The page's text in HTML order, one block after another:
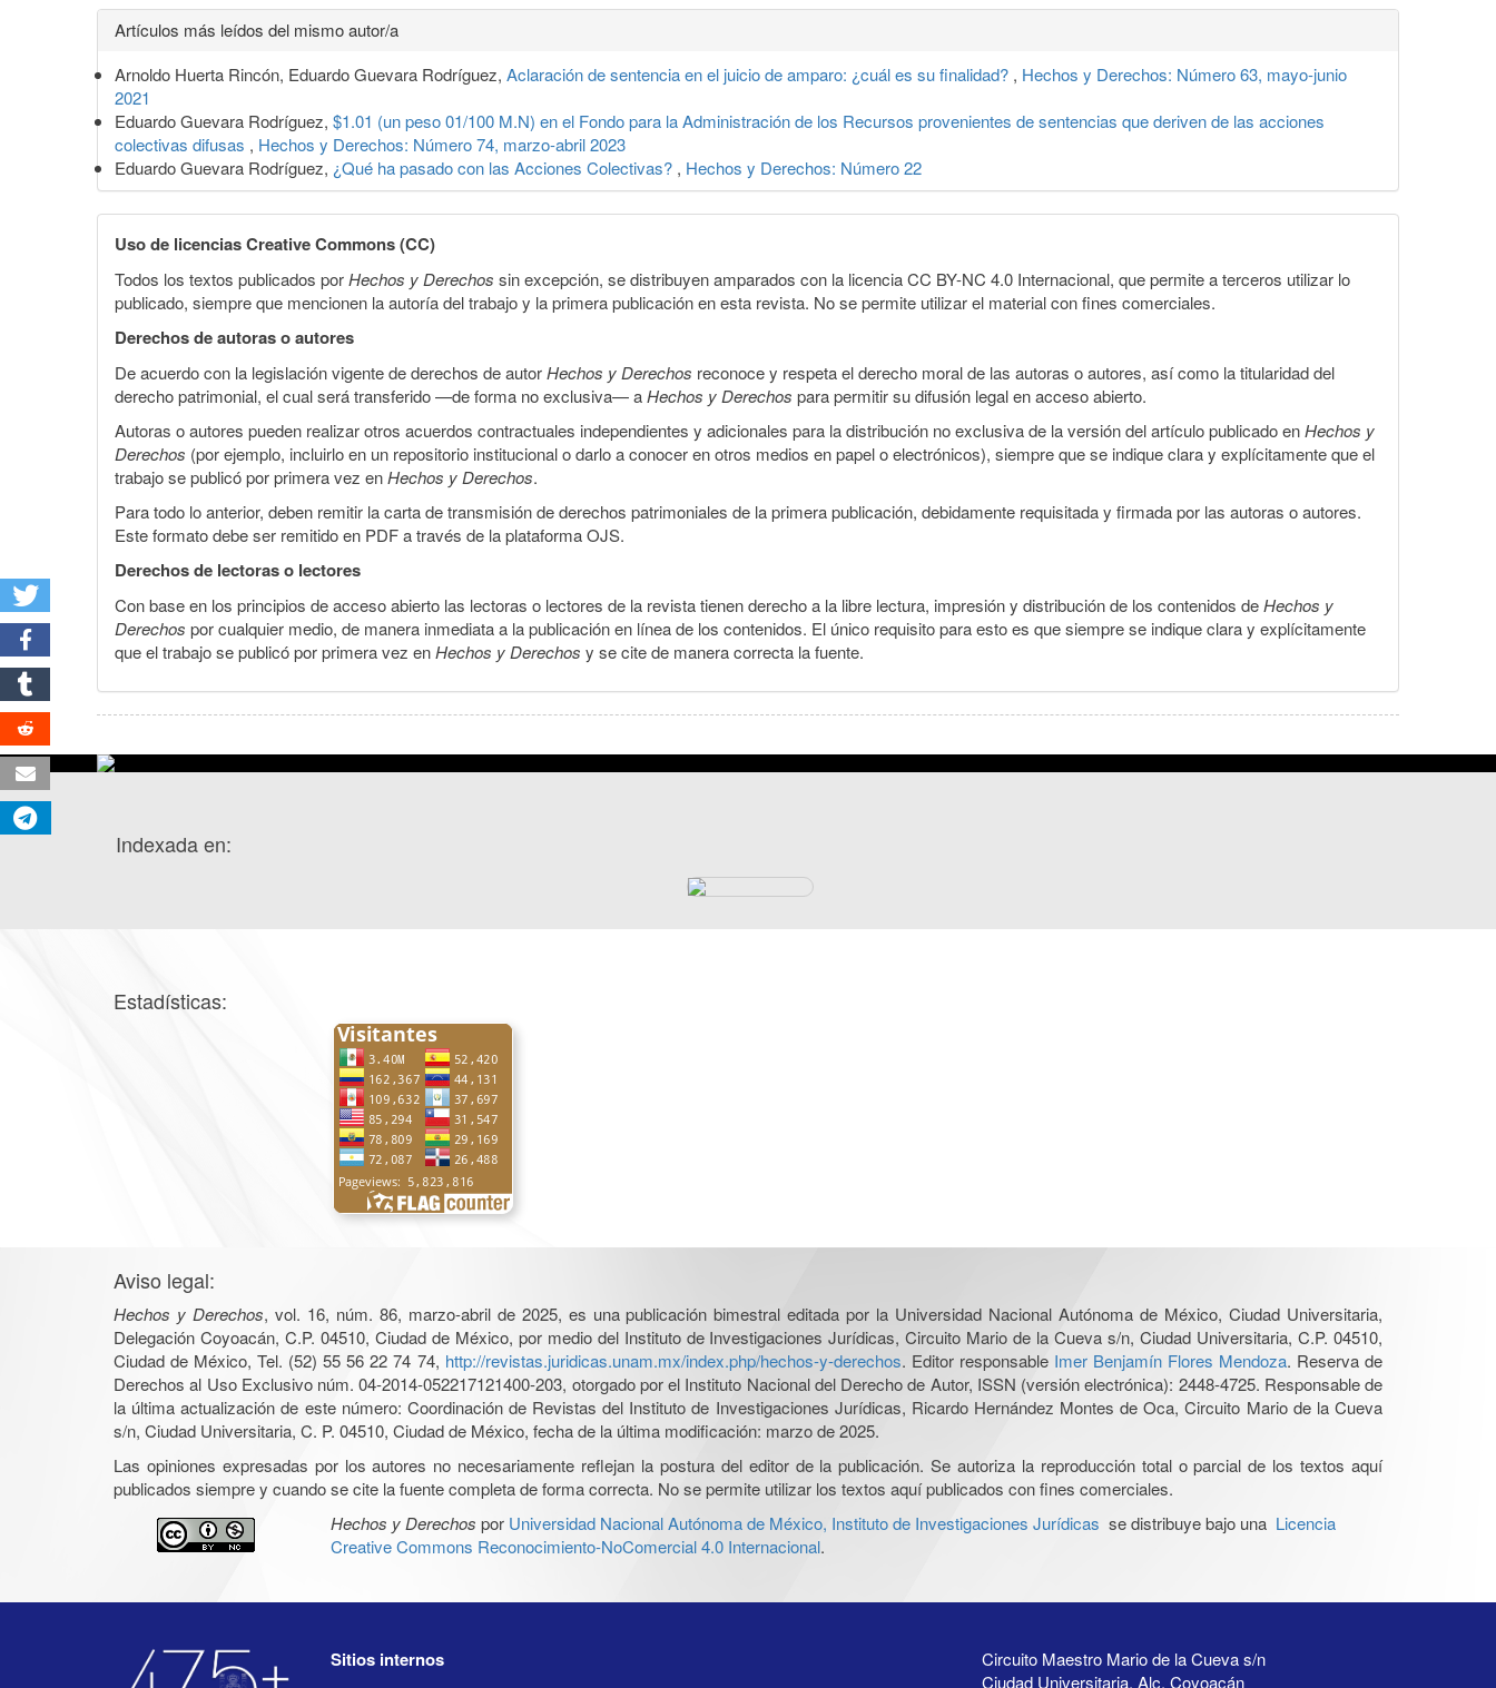
Detalles
del
artículo
Artículos más leídos del mismo autor/a
Arnoldo Huerta Rincón, Eduardo Guevara Rodríguez, Aclaración de sentencia en el juicio de amparo: ¿cuál es su finalidad? , Hechos y Derechos: Número 63, mayo-junio
2021
Eduardo Guevara Rodríguez, $1.01 (un peso 01/100 M.N) en el Fondo para la Administración de los Recursos provenientes de sentencias que deriven de las acciones
colectivas difusas , Hechos y Derechos: Número 74, marzo-abril 2023
Eduardo Guevara Rodríguez, ¿Qué ha pasado con las Acciones Colectivas? , Hechos y Derechos: Número 22
Uso de licencias Creative Commons (CC)
Todos los textos publicados porHechos y Derechos sin excepción, se distribuyen amparados con la licencia CC BY-NC 4.0 Internacional, que permite a terceros utilizar lo
publicado, siempre que mencionen la autoría del trabajo y la primera publicación en esta revista. No se permite utilizar el material con fines comerciales.
Derechos de autoras o autores
De acuerdo con la legislación vigente de derechos de autorHechos y Derechos reconoce y respeta el derecho moral de las autoras o autores, así como la titularidad del
derecho patrimonial, el cual será transferido —de forma no exclusiva— aHechos y Derechos para permitir su difusión legal en acceso abierto.
Autoras o autores pueden realizar otros acuerdos contractuales independientes y adicionales para la distribución no exclusiva de la versión del artículo publicado enHechos y
Derechos (por ejemplo, incluirlo en un repositorio institucional o darlo a conocer en otros medios en papel o electrónicos), siempre que se indique clara y explícitamente que el
trabajo se publicó por primera vez enHechos y Derechos.
Para todo lo anterior, deben remitir la carta de transmisión de derechos patrimoniales de la primera publicación, debidamente requisitada y firmada por las autoras o autores.
Este formato debe ser remitido en PDF a través de la plataforma OJS.
Derechos de lectoras o lectores
Con base en los principios de acceso abierto las lectoras o lectores de la revista tienen derecho a la libre lectura, impresión y distribución de los contenidos deHechos y
Derechos por cualquier medio, de manera inmediata a la publicación en línea de los contenidos. El único requisito para esto es que siempre se indique clara y explícitamente
que el trabajo se publicó por primera vez enHechos y Derechos y se cite de manera correcta la fuente.
Indexada en:
Estadísticas:
Aviso legal:
Hechos y Derechos, vol. 16, núm. 86, marzo-abril de 2025, es una publicación bimestral editada por la Universidad Nacional Autónoma de México, Ciudad Universitaria,
Delegación Coyoacán, C.P. 04510, Ciudad de México, por medio del Instituto de Investigaciones Jurídicas, Circuito Mario de la Cueva s/n, Ciudad Universitaria, C.P. 04510,
Ciudad de México, Tel. (52) 55 56 22 74 74, http://revistas.juridicas.unam.mx/index.php/hechos-y-derechos. Editor responsable Imer Benjamín Flores Mendoza. Reserva de
Derechos al Uso Exclusivo núm. 04-2014-052217121400-203, otorgado por el Instituto Nacional del Derecho de Autor, ISSN (versión electrónica): 2448-4725. Responsable de
la última actualización de este número: Coordinación de Revistas del Instituto de Investigaciones Jurídicas, Ricardo Hernández Montes de Oca, Circuito Mario de la Cueva
s/n, Ciudad Universitaria, C. P. 04510, Ciudad de México, fecha de la última modificación: marzo de 2025.
Las opiniones expresadas por los autores no necesariamente reflejan la postura del editor de la publicación. Se autoriza la reproducción total o parcial de los textos aquí
publicados siempre y cuando se cite la fuente completa de forma correcta. No se permite utilizar los textos aquí publicados con fines comerciales.
Hechos y Derechos por Universidad Nacional Autónoma de México, Instituto de Investigaciones Jurídicas se distribuye bajo una Licencia
Creative Commons Reconocimiento-NoComercial 4.0 Internacional.
Sitios internos
Circuito Maestro Mario de la Cueva s/n
Ciudad Universitaria, Alc. Coyoacán